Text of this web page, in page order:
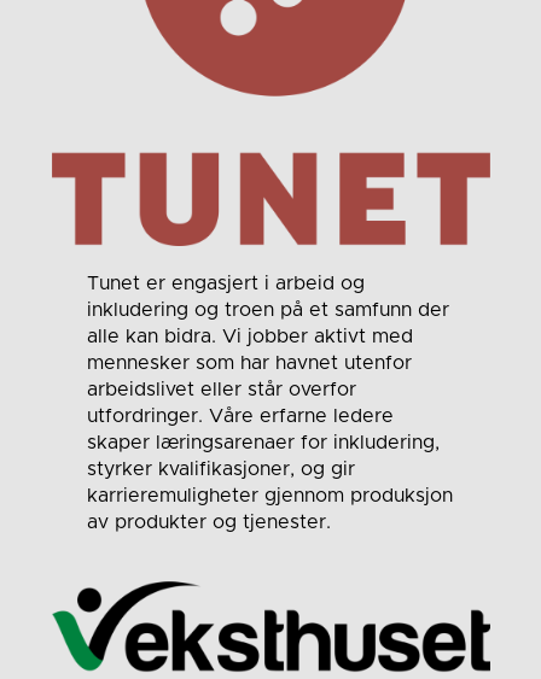
Tunet er engasjert i arbeid og
inkludering og troen på et samfunn der
alle kan bidra. Vi jobber aktivt med
mennesker som har havnet utenfor
arbeidslivet eller står overfor
utfordringer. Våre erfarne ledere
skaper læringsarenaer for inkludering,
styrker kvalifikasjoner, og gir
karrieremuligheter gjennom produksjon
av produkter og tjenester.